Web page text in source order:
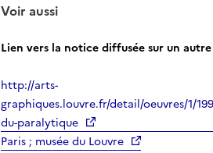
Voir aussi
Lien vers la notice diffusée sur un
http://arts-
graphiques.louvre.fr/detail/oeuvres/1/
du-paralytique
Paris ; musée du Louvre